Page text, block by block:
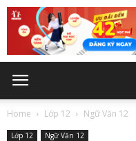
Home Lớp 12 Ngữ Văn 12
Lớp 12 Ngữ Văn 12